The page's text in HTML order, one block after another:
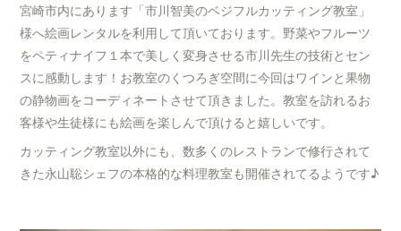
宮崎市内にあります「市川智美のベジフルカッティング教室」
様へ絵画レンタルを利用して頂いております。野菜やフルーツ
をペティナイフ１本で美しく変身させる市川先生の技術とセン
スに感動します！お教室のくつろぎ空間に今回はワインと果物
の静物画をコーディネートさせて頂きました。教室を訪れるお
客様や生徒様にも絵画を楽しんで頂けると嬉しいです。
カッティング教室以外にも、数多くのレストランで修行されて
きた永山聡シェフの本格的な料理教室も開催されてるようです♪